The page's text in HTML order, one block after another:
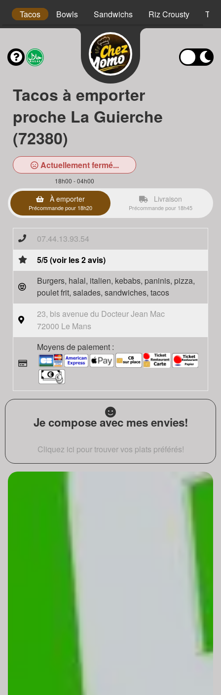
Tacos Bowls Sandwichs Riz Crousty Tex
Tacos à emporter
proche La Guierche
(72380)
Actuellement fermé...
18h00 - 04h00
À emporter
Précommande pour 18h20
Livraison
Précommande pour 18h45
07.44.13.93.54
5/5 (voir les 2 avis)
Burgers, halal, italien, kebabs, paninis, pizza,
poulet frit, salades, sandwiches, tacos
23, bis avenue du Docteur Jean Mac
72000 Le Mans
Moyens de paiement :
Je compose avec mes envies!
Cliquez ici pour trouver vos plats préférés!